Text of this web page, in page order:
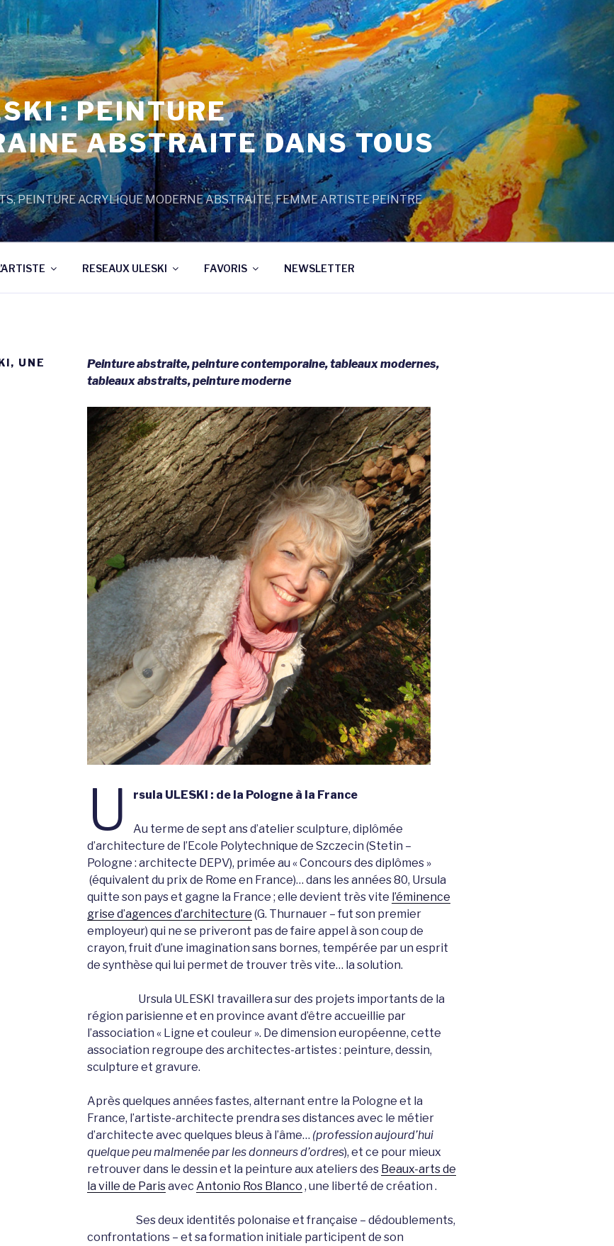
: PEINTURE
ABSTRAITE DANS TOUS
PEINTURE ACRYLIQUE MODERNE ABSTRAITE, FEMME ARTISTE PEINTRE
RESEAUX ULESKI FAVORIS NEWSLETTER
UNE
Peinture abstraite, peinture contemporaine, tableaux modernes,
tableaux abstraits, peinture moderne
U rsula ULESKI : de la Pologne à la France
Au terme de sept ans d’atelier sculpture, diplômée
d’architecture de l’Ecole Polytechnique de Szczecin (Stetin –
Pologne : architecte DEPV), primée au « Concours des diplômes »
(équivalent du prix de Rome en France)… dans les années 80, Ursula
quitte son pays et gagne la France ; elle devient très vite l’éminence
grise d’agences d’architecture (G. Thurnauer – fut son premier
employeur) qui ne se priveront pas de faire appel à son coup de
crayon, fruit d’une imagination sans bornes, tempérée par un esprit
de synthèse qui lui permet de trouver très vite… la solution.
Ursula ULESKI travaillera sur des projets importants de la
région parisienne et en province avant d’être accueillie par
l’association « Ligne et couleur ». De dimension européenne, cette
association regroupe des architectes-artistes : peinture, dessin,
sculpture et gravure.
Après quelques années fastes, alternant entre la Pologne et la
France, l’artiste-architecte prendra ses distances avec le métier
d’architecte avec quelques bleus à l’âme… (profession aujourd’hui
quelque peu malmenée par les donneurs d’ordres), et ce pour mieux
retrouver dans le dessin et la peinture aux ateliers des Beaux-arts de
la ville de Parisavec Antonio Ros Blanco , une liberté de création .
Ses deux identités polonaise et française – dédoublements,
confrontations – et sa formation initiale participent de son